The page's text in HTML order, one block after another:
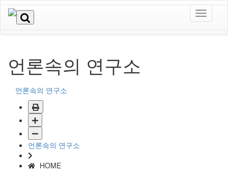
언론속의 연구소
언론속의 연구소
언론속의 연구소
HOME